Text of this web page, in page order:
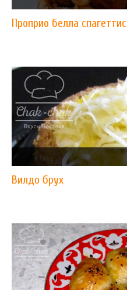
Проприо белла спагеттис
Вилдо брух